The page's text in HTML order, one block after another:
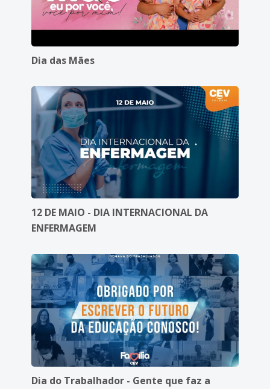
Dia das Mães
12 DE MAIO - DIA INTERNACIONAL DA
ENFERMAGEM
Dia do Trabalhador - Gente que faz a